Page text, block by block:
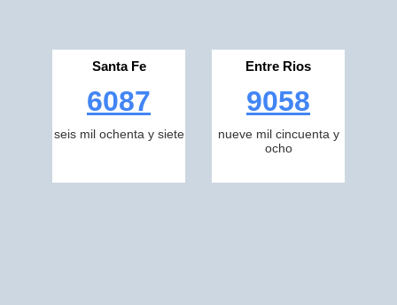
Santa Fe
6087
seis mil ochenta y siete
Entre Rios
9058
nueve mil cincuenta y
ocho